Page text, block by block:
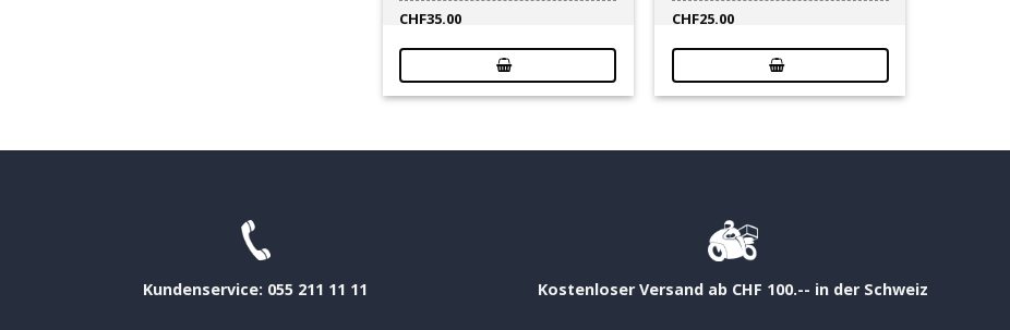
CHF35.00 CHF25.00
Kundenservice: 055 211 11 11 Kostenloser Versand ab CHF 100.-- in der Schweiz